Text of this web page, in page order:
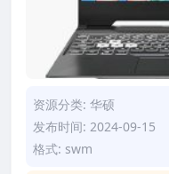
资源分类: 华硕
发布时间: 2024-09-15
格式: swm